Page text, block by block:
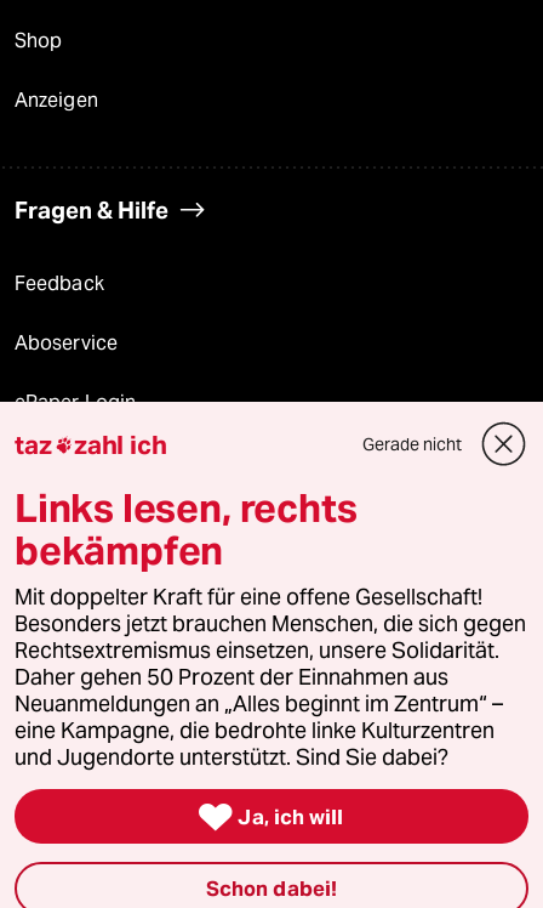
Shop
Anzeigen
Fragen & Hilfe
Feedback
Aboservice
ePaper Login
Downloads für Abonnierende
© 2026 taz Verlags und Vertriebs GmbH
Alle Rechte vorbehalten. Bei rechtlichen Fragen oder für Genehmigungen
wenden Sie sich bitte an lizenzen@taz.de
Feedback Redaktionsstatut Kommune-Richtlinien
Leitlinie Informant Datenschutz Impressum AGB
Seitenwende Einwilligungen widerrufen (Ads)
taz zahl ich Gerade nicht
Links lesen, rechts
bekämpfen
Mit doppelter Kraft für eine offene Gesellschaft!
Besonders jetzt brauchen Menschen, die sich gegen
Rechtsextremismus einsetzen, unsere Solidarität.
Daher gehen 50 Prozent der Einnahmen aus
Neuanmeldungen an „Alles beginnt im Zentrum“ –
eine Kampagne, die bedrohte linke Kulturzentren
und Jugendorte unterstützt. Sind Sie dabei?
 Ja, ich will
Schon dabei!